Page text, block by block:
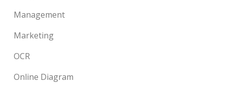
Management
Marketing
OCR
Online Diagram